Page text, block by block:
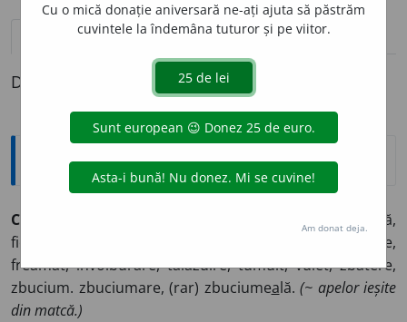
definiții (1) pronunțievolume_up (7)
Definiția cu ID-ul 978357:
Sinonime
CL
clocotire, fierbere, fiert, (rar) colcăială,
fiertură.
agitație, frământare,
freamăt, învolburare, tălăzuire, tumult, vuiet, zbatere,
zbucium. zbuciumare, (rar) zbuciumeală. (~ apelor ieșite
din matcă.)
Cu o mică donație aniversară ne-ați ajuta să păstrăm
cuvintele la îndemâna tuturor și pe viitor.
Am donat deja.